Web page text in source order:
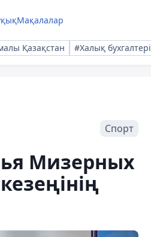
Мақалалар
Қазақстан #Халық бухгалтері
Спорт
Мизерных